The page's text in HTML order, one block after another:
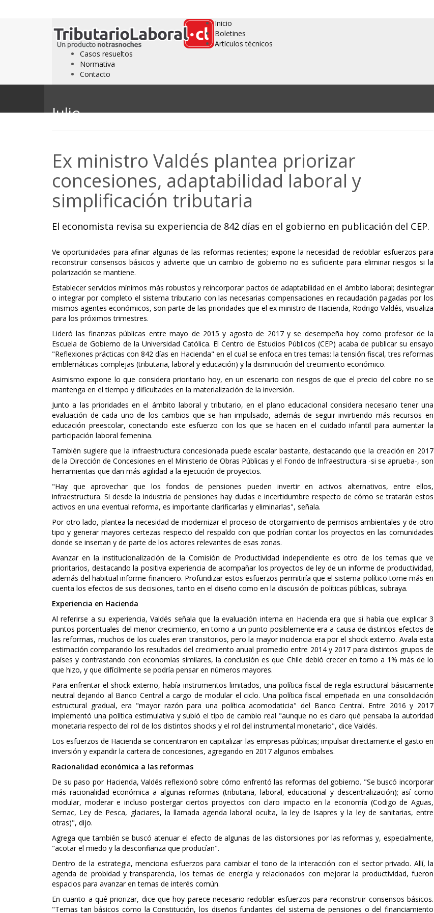
Inicio
Boletines
Artículos técnicos
Casos resueltos
Normativa
Contacto
Julio
Ex ministro Valdés plantea priorizar
concesiones, adaptabilidad laboral y
simplificación tributaria
El economista revisa su experiencia de 842 días en el gobierno en publicación del CEP.
Ve oportunidades para afinar algunas de las reformas recientes; expone la necesidad de redoblar esfuerzos para
reconstruir consensos básicos y advierte que un cambio de gobierno no es suficiente para eliminar riesgos si la
polarización se mantiene.
Establecer servicios mínimos más robustos y reincorporar pactos de adaptabilidad en el ámbito laboral; desintegrar
o integrar por completo el sistema tributario con las necesarias compensaciones en recaudación pagadas por los
mismos agentes económicos, son parte de las prioridades que el ex ministro de Hacienda, Rodrigo Valdés, visualiza
para los próximos trimestres.
Lideró las finanzas públicas entre mayo de 2015 y agosto de 2017 y se desempeña hoy como profesor de la
Escuela de Gobierno de la Universidad Católica. El Centro de Estudios Públicos (CEP) acaba de publicar su ensayo
"Reflexiones prácticas con 842 días en Hacienda" en el cual se enfoca en tres temas: la tensión fiscal, tres reformas
emblemáticas complejas (tributaria, laboral y educación) y la disminución del crecimiento económico.
Asimismo expone lo que considera prioritario hoy, en un escenario con riesgos de que el precio del cobre no se
mantenga en el tiempo y dificultades en la materialización de la inversión.
Junto a las prioridades en el ámbito laboral y tributario, en el plano educacional considera necesario tener una
evaluación de cada uno de los cambios que se han impulsado, además de seguir invirtiendo más recursos en
educación preescolar, conectando este esfuerzo con los que se hacen en el cuidado infantil para aumentar la
participación laboral femenina.
También sugiere que la infraestructura concesionada puede escalar bastante, destacando que la creación en 2017
de la Dirección de Concesiones en el Ministerio de Obras Públicas y el Fondo de Infraestructura -si se aprueba-, son
herramientas que dan más agilidad a la ejecución de proyectos.
"Hay que aprovechar que los fondos de pensiones pueden invertir en activos alternativos, entre ellos,
infraestructura. Si desde la industria de pensiones hay dudas e incertidumbre respecto de cómo se tratarán estos
activos en una eventual reforma, es importante clarificarlas y eliminarlas", señala.
Por otro lado, plantea la necesidad de modernizar el proceso de otorgamiento de permisos ambientales y de otro
tipo y generar mayores certezas respecto del respaldo con que podrían contar los proyectos en las comunidades
donde se insertan y de parte de los actores relevantes de esas zonas.
Avanzar en la institucionalización de la Comisión de Productividad independiente es otro de los temas que ve
prioritarios, destacando la positiva experiencia de acompañar los proyectos de ley de un informe de productividad,
además del habitual informe financiero. Profundizar estos esfuerzos permitiría que el sistema político tome más en
cuenta los efectos de sus decisiones, tanto en el diseño como en la discusión de políticas públicas, subraya.
Experiencia en Hacienda
Al referirse a su experiencia, Valdés señala que la evaluación interna en Hacienda era que si había que explicar 3
puntos porcentuales del menor crecimiento, en torno a un punto posiblemente era a causa de distintos efectos de
las reformas, muchos de los cuales eran transitorios, pero la mayor incidencia era por el shock externo. Avala esta
estimación comparando los resultados del crecimiento anual promedio entre 2014 y 2017 para distintos grupos de
países y contrastando con economías similares, la conclusión es que Chile debió crecer en torno a 1% más de lo
que hizo, y que difícilmente se podría pensar en números mayores.
Para enfrentar el shock externo, había instrumentos limitados, una política fiscal de regla estructural básicamente
neutral dejando al Banco Central a cargo de modular el ciclo. Una política fiscal empeñada en una consolidación
estructural gradual, era "mayor razón para una política acomodaticia" del Banco Central. Entre 2016 y 2017
implementó una política estimulativa y subió el tipo de cambio real "aunque no es claro qué pensaba la autoridad
monetaria respecto del rol de los distintos shocks y el rol del instrumental monetario", dice Valdés.
Los esfuerzos de Hacienda se concentraron en capitalizar las empresas públicas; impulsar directamente el gasto en
inversión y expandir la cartera de concesiones, agregando en 2017 algunos embalses.
Racionalidad económica a las reformas
De su paso por Hacienda, Valdés reflexionó sobre cómo enfrentó las reformas del gobierno. "Se buscó incorporar
más racionalidad económica a algunas reformas (tributaria, laboral, educacional y descentralización); así como
modular, moderar e incluso postergar ciertos proyectos con claro impacto en la economía (Codigo de Aguas,
Sernac, Ley de Pesca, glaciares, la llamada agenda laboral oculta, la ley de Isapres y la ley de sanitarias, entre
otras)", dijo.
Agrega que también se buscó atenuar el efecto de algunas de las distorsiones por las reformas y, especialmente,
"acotar el miedo y la desconfianza que producían".
Dentro de la estrategia, menciona esfuerzos para cambiar el tono de la interacción con el sector privado. Allí, la
agenda de probidad y transparencia, los temas de energía y relacionados con mejorar la productividad, fueron
espacios para avanzar en temas de interés común.
En cuanto a qué priorizar, dice que hoy parece necesario redoblar esfuerzos para reconstruir consensos básicos.
"Temas tan básicos como la Constitución, los diseños fundantes del sistema de pensiones o del financiamiento